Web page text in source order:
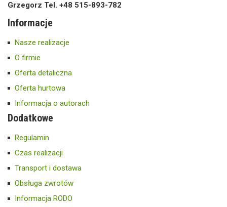
Grzegorz Tel. +48 515-893-782
Informacje
Nasze realizacje
O firmie
Oferta detaliczna
Oferta hurtowa
Informacja o autorach
Dodatkowe
Regulamin
Czas realizacji
Transport i dostawa
Obsługa zwrotów
Informacja RODO